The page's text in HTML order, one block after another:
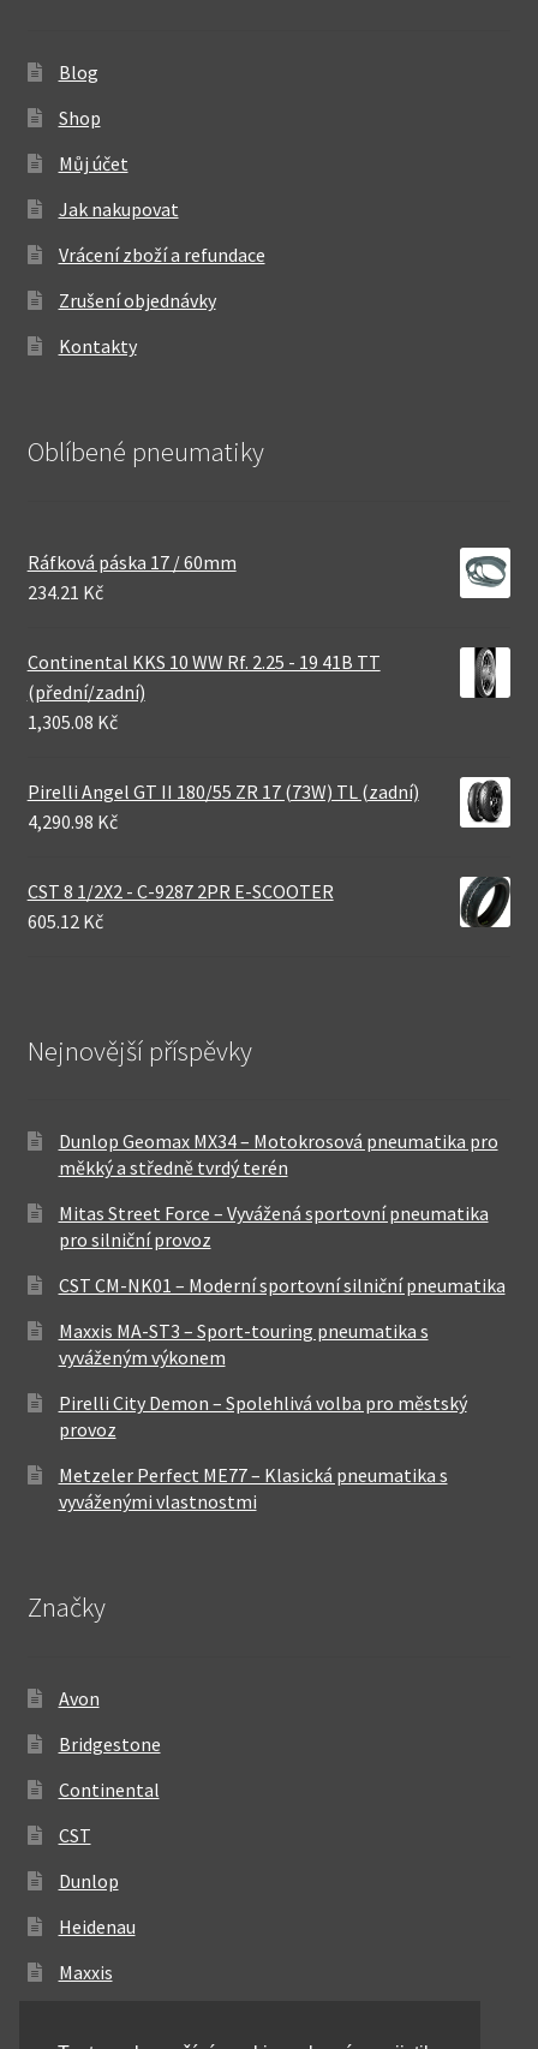
Blog
Shop
Můj účet
Jak nakupovat
Vrácení zboží a refundace
Zrušení objednávky
Kontakty
Oblíbené pneumatiky
Ráfková páska 17 / 60mm
234.21 Kč
Continental KKS 10 WW Rf. 2.25 - 19 41B TT
(přední/zadní)
1,305.08 Kč
Pirelli Angel GT II 180/55 ZR 17 (73W) TL (zadní)
4,290.98 Kč
CST 8 1/2X2 - C-9287 2PR E-SCOOTER
605.12 Kč
Nejnovější příspěvky
Dunlop Geomax MX34 – Motokrosová pneumatika pro
měkký a středně tvrdý terén
Mitas Street Force – Vyvážená sportovní pneumatika
pro silniční provoz
CST CM-NK01 – Moderní sportovní silniční pneumatika
Maxxis MA-ST3 – Sport-touring pneumatika s
vyváženým výkonem
Pirelli City Demon – Spolehlivá volba pro městský
provoz
Metzeler Perfect ME77 – Klasická pneumatika s
vyváženými vlastnostmi
Značky
Avon
Bridgestone
Continental
CST
Dunlop
Heidenau
Maxxis